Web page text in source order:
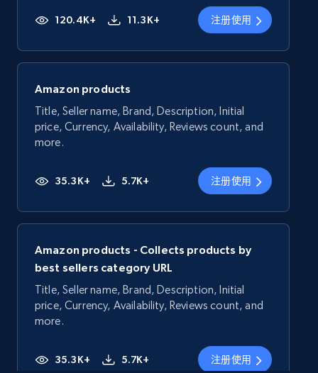
120.4K+ 11.3K+ 注册使用
Amazon products
Title, Seller name, Brand, Description, Initial
price, Currency, Availability, Reviews count, and
more.
35.3K+ 5.7K+ 注册使用
Amazon products - Collects products by
best sellers category URL
Title, Seller name, Brand, Description, Initial
price, Currency, Availability, Reviews count, and
more.
35.3K+ 5.7K+ 注册使用